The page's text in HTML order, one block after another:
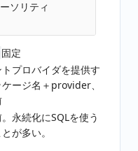
ソリティ
固定
プロバイダを提供す
ージ名＋provider、
永続化にSQLを使う
が多い。